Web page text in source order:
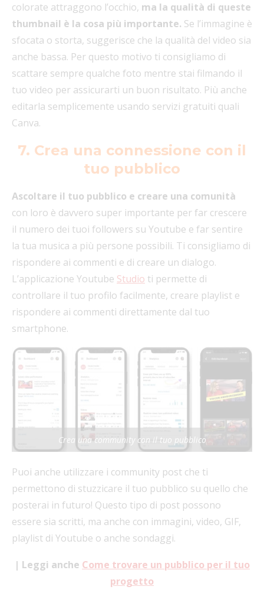
colorate attraggono l’occhio, ma la qualità di queste
thumbnail è la cosa più importante. Se l’immagine è
sfocata o storta, suggerisce che la qualità del video sia
anche bassa. Per questo motivo ti consigliamo di
scattare sempre qualche foto mentre stai filmando il
tuo video per assicurarti un buon risultato. Più anche
editarla semplicemente usando servizi gratuiti quali
Canva.
7. Crea una connessione con il
tuo pubblico
Ascoltare il tuo pubblico e creare una comunità
con loro è davvero super importante per far crescere
il numero dei tuoi followers su Youtube e far sentire
la tua musica a più persone possibili. Ti consigliamo di
rispondere ai commenti e di creare un dialogo.
L’applicazione Youtube Studio ti permette di
controllare il tuo profilo facilmente, creare playlist e
rispondere ai commenti direttamente dal tuo
smartphone.
Crea una community con il tuo pubblico
Puoi anche utilizzare i community post che ti
permettono di stuzzicare il tuo pubblico su quello che
posterai in futuro! Questo tipo di post possono
essere sia scritti, ma anche con immagini, video, GIF,
playlist di Youtube o anche sondaggi.
| Leggi anche Come trovare un pubblico per il tuo
progetto